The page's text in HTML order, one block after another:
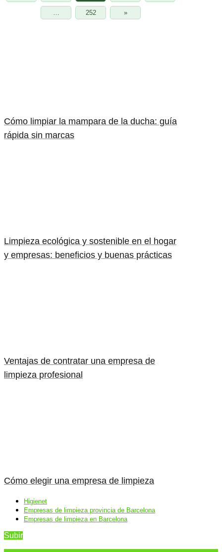
… 252 »
Cómo limpiar la mampara de la ducha: guía
rápida sin marcas
Limpieza ecológica y sostenible en el hogar
y empresas: beneficios y buenas prácticas
Ventajas de contratar una empresa de
limpieza profesional
Cómo elegir una empresa de limpieza
Higienet
Empresas de limpieza provincia de Barcelona
Empresas de limpieza en Barcelona
Subir